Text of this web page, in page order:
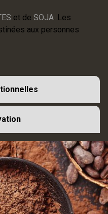
et de SOJA. Les
aux personnes